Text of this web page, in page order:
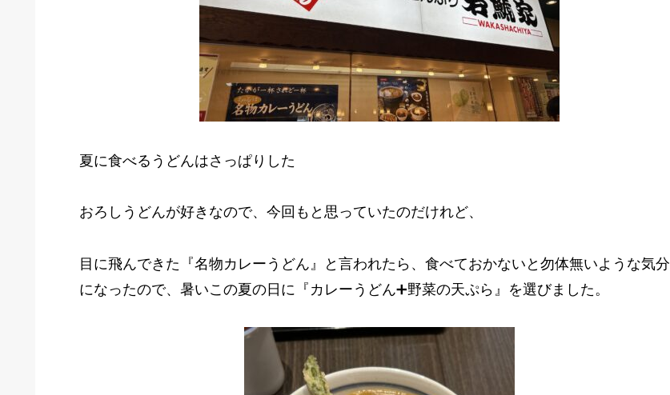
夏に食べるうどんはさっぱりした
おろしうどんが好きなので、今回もと思っていたのだけれど、
目に飛んできた『名物カレーうどん』と言われたら、食べておかないと勿体無いような気分
になったので、暑いこの夏の日に『カレーうどん➕野菜の天ぷら』を選びました。